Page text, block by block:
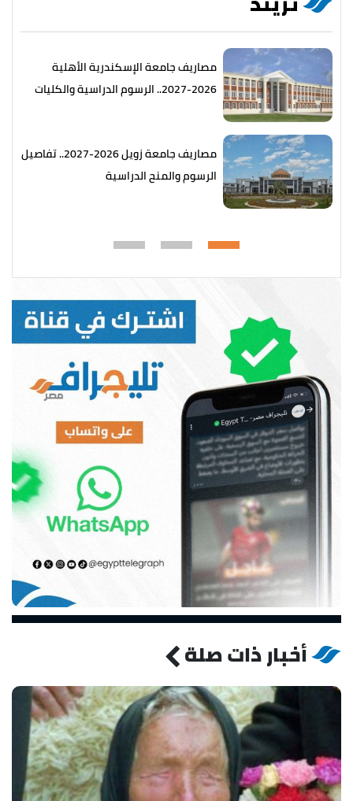
مصاريف جامعة الإسكندرية الأهلية
2026-2027.. الرسوم الدراسية والكليات
مصاريف جامعة زويل 2026-2027.. تفاصيل
الرسوم والمنح الدراسية
أخبار ذات صلة